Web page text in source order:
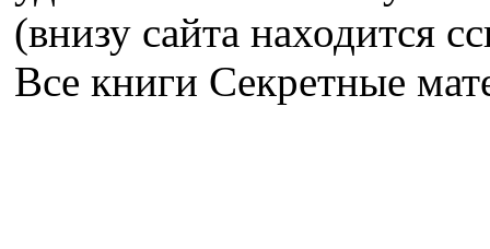
(внизу сайта находится
Все книги Секретные